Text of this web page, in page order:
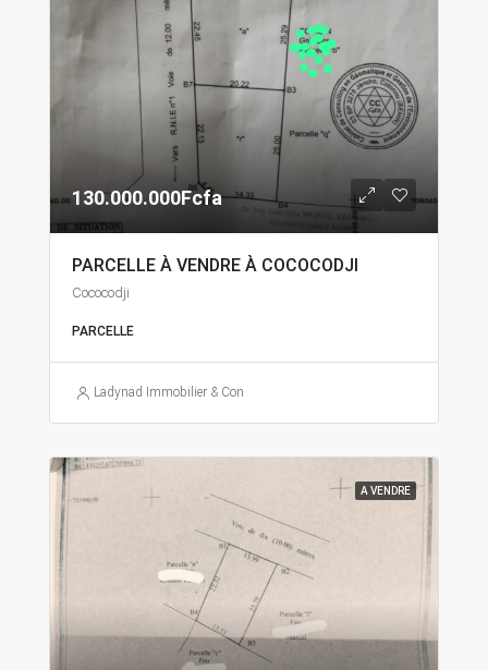
130.000.000Fcfa
PARCELLE À VENDRE À COCOCODJI
Cococodji
PARCELLE
Ladynad Immobilier & Construction
A VENDRE